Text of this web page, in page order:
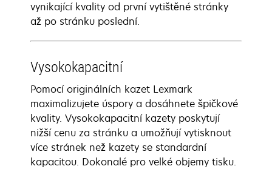
vynikající kvality od první vytištěné stránky
až po stránku poslední.
Vysokokapacitní
Pomocí originálních kazet Lexmark
maximalizujete úspory a dosáhnete špičkové
kvality. Vysokokapacitní kazety poskytují
nižší cenu za stránku a umožňují vytisknout
více stránek než kazety se standardní
kapacitou. Dokonalé pro velké objemy tisku.